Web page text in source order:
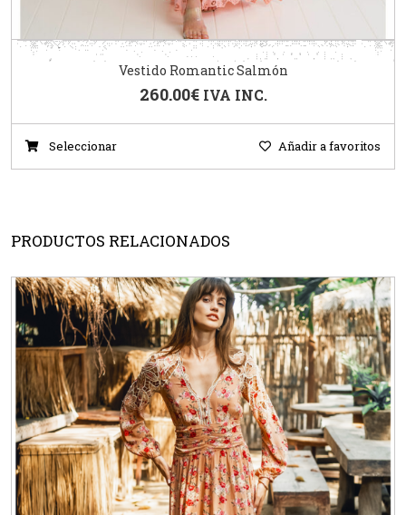
Vestido Romantic Salmón
260.00€ IVA INC.
Seleccionar Añadir a favoritos
PRODUCTOS RELACIONADOS